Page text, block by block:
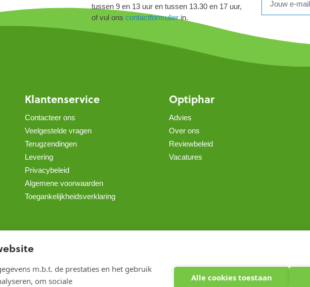
m.b.t. de prestaties en het gebruik
om sociale
Alle cookies toestaan
tussen 9 en 13 uur en tussen 13.30 en 17 uur,
of vul ons contactformulierin.
Klantenservice
Contacteer ons
Veelgestelde vragen
Terugzendingen
Levering
Privacybeleid
Algemene voorwaarden
Toegankelijkheidsverklaring
Optiphar
Advies
Over ons
Reviewbeleid
Vacatures